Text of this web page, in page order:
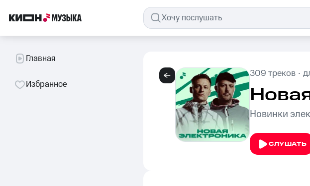
Главная
Избранное
309 треков ·
Новинки
СЛУШАТЬ